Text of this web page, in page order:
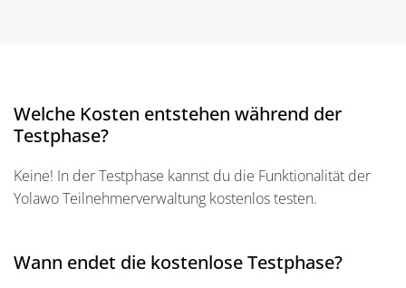
Welche Kosten entstehen während der
Testphase?
Keine! In der Testphase kannst du die Funktionalität der
Yolawo Teilnehmerverwaltung kostenlos testen.
Wann endet die kostenlose Testphase?